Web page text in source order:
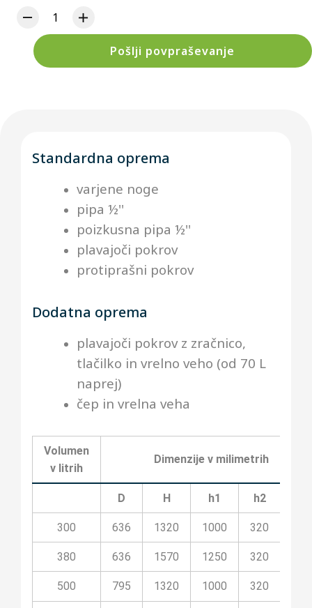
Pošlji povpraševanje
Standardna oprema
varjene noge
pipa ½''
poizkusna pipa ½''
plavajoči pokrov
protiprašni pokrov
Dodatna oprema
plavajoči pokrov z zračnico,
tlačilko in vrelno veho (od 70 L
naprej)
čep in vrelna veha
Volumen
v litrih
Dimenzije v milimetrih
D H h1 h2
300 636 1320 1000 320
380 636 1570 1250 320
500 795 1320 1000 320